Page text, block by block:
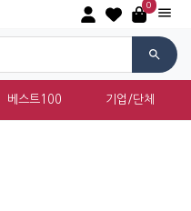
0
베스트100 기업/단체